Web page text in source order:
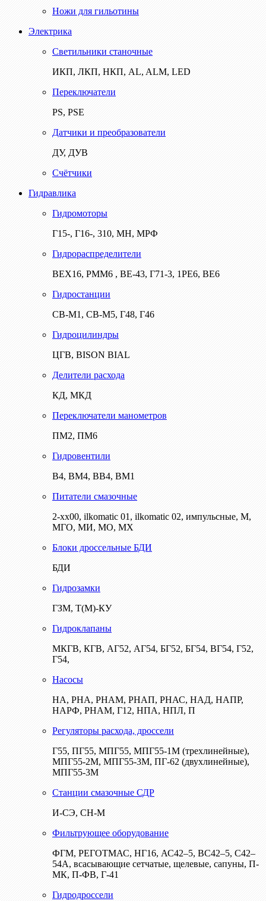
Ножи для гильотины
Электрика
Светильники станочные
ИКП, ЛКП, НКП, AL, ALM, LED
Переключатели
PS, PSE
Датчики и преобразователи
ДУ, ДУВ
Счётчики
Гидравлика
Гидромоторы
Г15-, Г16-, 310, МН, МРФ
Гидрораспределители
ВЕХ16, РММ6 , ВЕ-43, Г71-3, 1РЕ6, ВЕ6
Гидростанции
СВ-М1, СВ-М5, Г48, Г46
Гидроцилиндры
ЦГВ, BISON BIAL
Делители расхода
КД, МКД
Переключатели манометров
ПМ2, ПМ6
Гидровентили
В4, ВМ4, ВВ4, ВМ1
Питатели смазочные
2-хх00, ilkomatic 01, ilkomatic 02, импульсные, М,
МГО, МИ, МО, МХ
Блоки дроссельные БДИ
БДИ
Гидрозамки
ГЗМ, Т(М)-КУ
Гидроклапаны
МКГВ, КГВ, АГ52, АГ54, БГ52, БГ54, ВГ54, Г52,
Г54,
Насосы
НА, РНА, РНАМ, РНАП, РНАС, НАД, НАПР,
НАРФ, РНАМ, Г12, НПА, НПЛ, П
Регуляторы расхода, дроссели
Г55, ПГ55, МПГ55, МПГ55-1М (трехлинейные),
МПГ55-2М, МПГ55-3М, ПГ-62 (двухлинейные),
МПГ55-3М
Станции смазочные СДР
И-СЭ, СН-М
Фильтрующее оборудование
ФГМ, РЕГОТМАС, НГ16, АС42–5, ВС42–5, С42–
54А, всасывающие сетчатые, щелевые, сапуны, П-
МК, П-ФВ, Г-41
Гидродроссели